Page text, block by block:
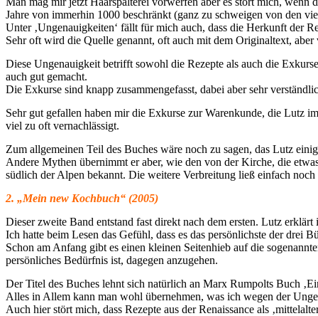
Jahre von immerhin 1000 beschränkt (ganz zu schweigen von den
Unter ‚Ungenauigkeiten‘ fällt für mich auch, dass die Herkunft der
Sehr oft wird die Quelle genannt, oft auch mit dem Originaltext,
Diese Ungenauigkeit betrifft sowohl die Rezepte als auch die
auch gut gemacht.
Die Exkurse sind knapp zusammengefasst, dabei aber sehr
Sehr gut gefallen haben mir die Exkurse zur Warenkunde, die Lutz
viel zu oft vernachlässigt.
Zum allgemeinen Teil des Buches wäre noch zu sagen, das Lutz
Andere Mythen übernimmt er aber, wie den von der Kirche, die
südlich der Alpen bekannt. Die weitere Verbreitung ließ einfach
2. „Mein new Kochbuch“ (2005)
Dieser zweite Band entstand fast direkt nach dem ersten. Lutz
Ich hatte beim Lesen das Gefühl, dass es das persönlichste der drei
Schon am Anfang gibt es einen kleinen Seitenhieb auf die
persönliches Bedürfnis ist, dagegen anzugehen.
Der Titel des Buches lehnt sich natürlich an Marx Rumpolts Buch
Alles in Allem kann man wohl übernehmen, was ich wegen der
Auch hier stört mich, dass Rezepte aus der Renaissance als